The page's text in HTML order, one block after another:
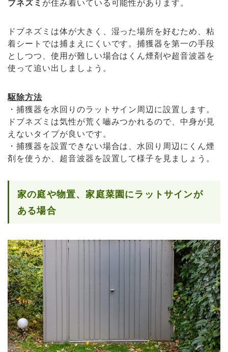
ドブネズミは体が大きく、湿った場所を好むため、粘
着シートでは捕まえにくいです。捕獲器を第一の手段
としつつ、使用が難しい場合はくん煙剤や超音波器を
使って追い出しましょう。
駆除方法
・捕獲器を水回りのラットサイン周辺に設置します。
ドブネズミは気性が荒く嚙みつかれるので、中身が見
えないタイプが良いです。
・捕獲器を設置できない場合は、水回り周辺にくん煙
剤を使うか、超音波器を設置して様子を見ましょう。
家の庭や物置、家庭菜園にラットサインが
ある場合